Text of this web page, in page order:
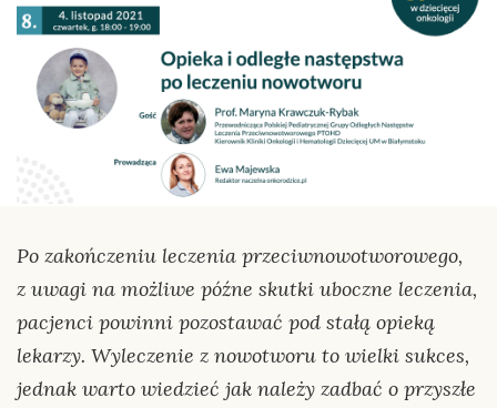
Po zakończeniu leczenia przeciwnowotworowego,
z uwagi na możliwe późne skutki uboczne leczenia,
pacjenci powinni pozostawać pod stałą opieką
lekarzy. Wyleczenie z nowotworu to wielki sukces,
jednak warto wiedzieć jak należy zadbać o przyszłe